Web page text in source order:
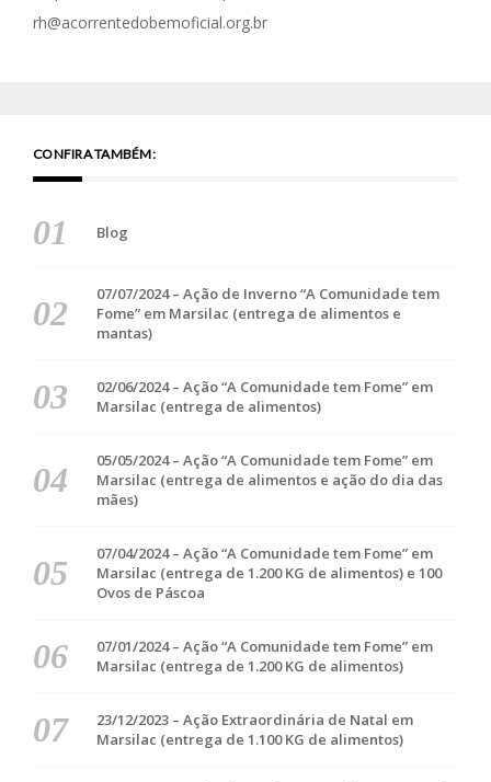
rh@acorrentedobemoficial.org.br
CONFIRA TAMBÉM:
Blog
07/07/2024 – Ação de Inverno “A Comunidade tem
Fome” em Marsilac (entrega de alimentos e
mantas)
02/06/2024 – Ação “A Comunidade tem Fome” em
Marsilac (entrega de alimentos)
05/05/2024 – Ação “A Comunidade tem Fome” em
Marsilac (entrega de alimentos e ação do dia das
mães)
07/04/2024 – Ação “A Comunidade tem Fome” em
Marsilac (entrega de 1.200 KG de alimentos) e 100
Ovos de Páscoa
07/01/2024 – Ação “A Comunidade tem Fome” em
Marsilac (entrega de 1.200 KG de alimentos)
23/12/2023 – Ação Extraordinária de Natal em
Marsilac (entrega de 1.100 KG de alimentos)